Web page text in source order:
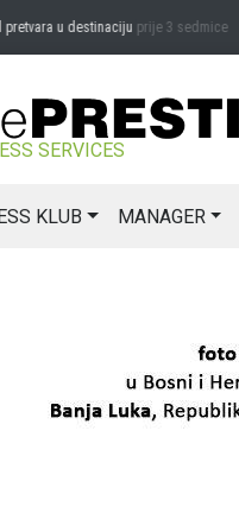
u destinacijuprije 3 sedmice
SERVICES
KLUB MANAGER